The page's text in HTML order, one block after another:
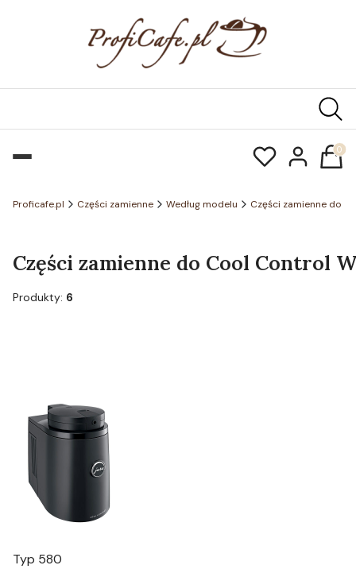
Proficafe.pl Części zamienne Według modelu Części zamienne do
Części zamienne do Cool Control
Produkty: 6
Typ 580